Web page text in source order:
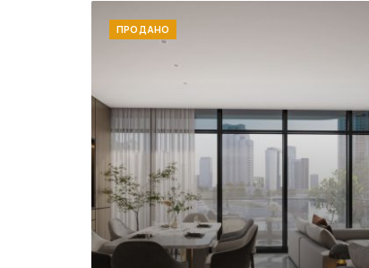
ПРОДАНО